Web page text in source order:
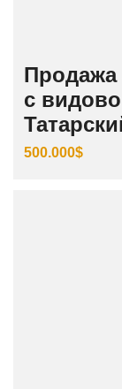
Продажа
с
500.000$